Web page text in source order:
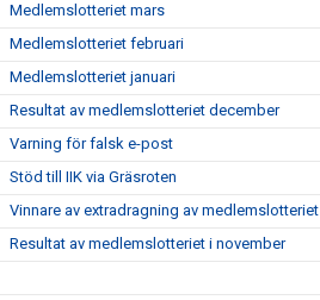
Medlemslotteriet mars
Medlemslotteriet februari
Medlemslotteriet januari
Resultat av medlemslotteriet december
Varning för falsk e-post
Stöd till IIK via Gräsroten
Vinnare av extradragning av medlemslotteriet
Resultat av medlemslotteriet i november